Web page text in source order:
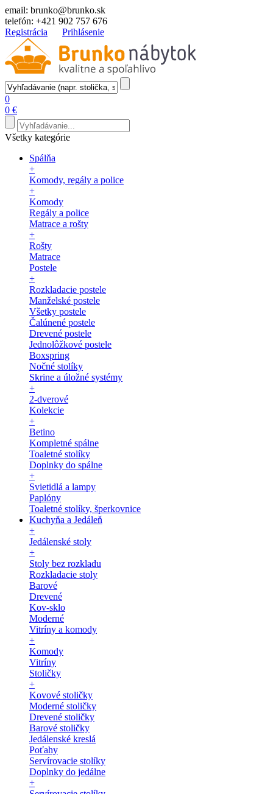
email: brunko@brunko.sk
telefón: +421 902 757 676
Registrácia
Prihlásenie
0
0 €
Všetky kategórie
Spálňa
+
Komody, regály a police
+
Komody
Regály a police
Matrace a rošty
+
Rošty
Matrace
Postele
+
Rozkladacie postele
Manželské postele
Všetky postele
Čalúnené postele
Drevené postele
Jednolôžkové postele
Boxspring
Nočné stolíky
Skrine a úložné systémy
+
2-dverové
Kolekcie
+
Betino
Kompletné spálne
Toaletné stolíky
Doplnky do spálne
+
Svietidlá a lampy
Paplóny
Toaletné stolíky, šperkovnice
Kuchyňa a Jedáleň
+
Jedálenské stoly
+
Stoly bez rozkladu
Rozkladacie stoly
Barové
Drevené
Kov-sklo
Moderné
Vitríny a komody
+
Komody
Vitríny
Stoličky
+
Kovové stoličky
Moderné stoličky
Drevené stoličky
Barové stoličky
Jedálenské kreslá
Poťahy
Servírovacie stolíky
Doplnky do jedálne
+